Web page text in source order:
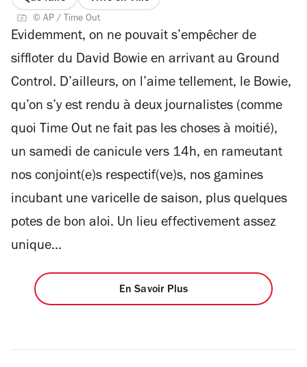
© AP / Time Out
Evidemment, on ne pouvait s’empêcher de
siffloter du David Bowie en arrivant au Ground
Control. D’ailleurs, on l’aime tellement, le Bowie,
qu’on s’y est rendu à deux journalistes (comme
quoi Time Out ne fait pas les choses à moitié),
un samedi de canicule vers 14h, en rameutant
nos conjoint(e)s respectif(ve)s, nos gamines
incubant une varicelle de saison, plus quelques
potes de bon aloi. Un lieu effectivement assez
unique...
En Savoir Plus